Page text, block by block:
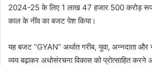
2024-25 के लिए 1 लाख 47 हजार 500 करोड़
काल के नींव का बजट पेश किया।
यह बजट ‘‘GYAN” अर्थात गरीब, युवा, अन्नदाता और
व्यय बढ़ाकर अधोसंरचना विकास को प्रोत्साहित